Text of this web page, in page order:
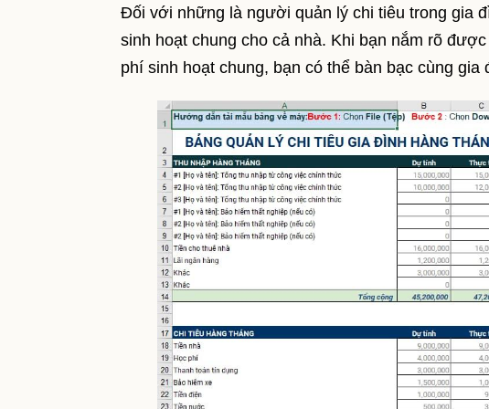
Đối với những là người quản lý chi tiêu trong gia
sinh hoạt chung cho cả nhà. Khi bạn nắm rõ
phí sinh hoạt chung, bạn có thể bàn bạc cùng